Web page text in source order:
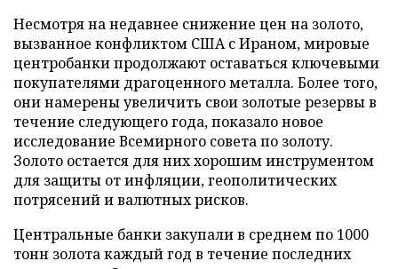
Несмотря на недавнее снижение цен на золото,
вызванное конфликтом США с Ираном, мировые
центробанки продолжают оставаться ключевыми
покупателями драгоценного металла. Более того,
они намерены увеличить свои золотые резервы в
течение следующего года, показало новое
исследование Всемирного совета по золоту.
Золото остается для них хорошим инструментом
для защиты от инфляции, геополитических
потрясений и валютных рисков.
Центральные банки закупали в среднем по 1000
тонн золота каждый год в течение последних